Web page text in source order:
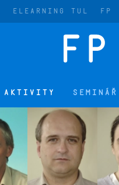
ELEARNING TUL FP
AKTIVITY SEMINÁŘ